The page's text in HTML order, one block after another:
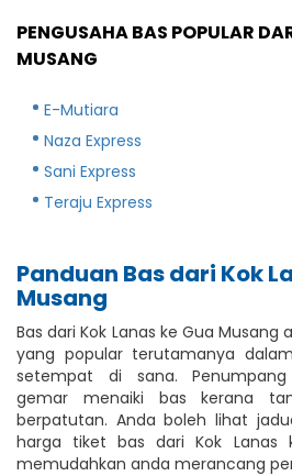
PENGUSAHA BAS POPULAR
MUSANG
E-Mutiara
Naza Express
Sani Express
Teraju Express
Panduan Bas dari Kok
Musang
Bas dari Kok Lanas ke Gua
yang popular terutamanya
setempat di sana. Penumpang
gemar menaiki bas kerana
berpatutan. Anda boleh lihat
harga tiket bas dari Kok Lanas
memudahkan anda merancang